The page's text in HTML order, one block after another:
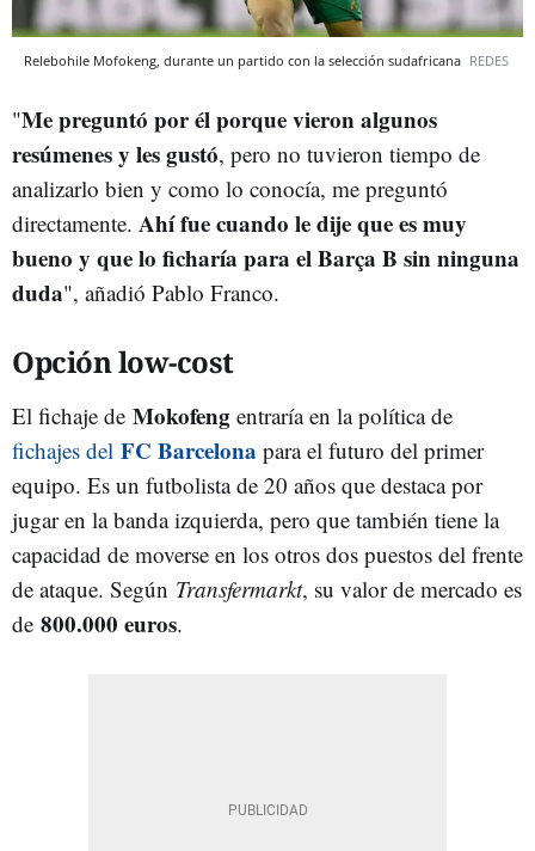
Relebohile Mofokeng, durante un partido con la selección sudafricana REDES
"Me preguntó por él porque vieron algunos
resúmenes y les gustó, pero no tuvieron tiempo de
analizarlo bien y como lo conocía, me preguntó
directamente. Ahí fue cuando le dije que es muy
bueno y que lo ficharía para el Barça B sin ninguna
duda", añadió Pablo Franco.
Opción low-cost
El fichaje de Mokofeng entraría en la política de
fichajes del FC Barcelona para el futuro del primer
equipo. Es un futbolista de 20 años que destaca por
jugar en la banda izquierda, pero que también tiene la
capacidad de moverse en los otros dos puestos del frente
de ataque. Según Transfermarkt, su valor de mercado es
de 800.000 euros.